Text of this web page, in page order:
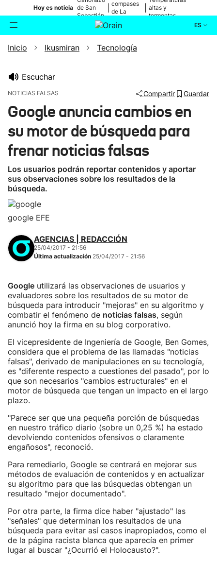
Hoy es noticia de San
Sebastián
compases
de La
altas y
tormentas
ES
Buscador Actualidad
Ikusmiran
Eguraldia
Inicio Ikusmiran Tecnología
Escuchar
NOTICIAS FALSAS Compartir Guardar
Google anuncia cambios en
su motor de búsqueda para
frenar noticias falsas
Los usuarios podrán reportar contenidos y aportar
sus observaciones sobre los resultados de la
búsqueda.
google EFE
AGENCIAS | REDACCIÓN
25/04/2017 - 21:56
Última actualización 25/04/2017 - 21:56
Google utilizará las observaciones de usuarios y
evaluadores sobre los resultados de su motor de
búsqueda para introducir "mejoras" en su algoritmo y
combatir el fenómeno de noticias falsas, según
anunció hoy la firma en su blog corporativo.
El vicepresidente de Ingeniería de Google, Ben Gomes,
considera que el problema de las llamadas "noticias
falsas", derivado de manipulaciones en su tecnología,
es "diferente respecto a cuestiones del pasado", por lo
que son necesarios "cambios estructurales" en el
motor de búsqueda que tengan un impacto en el largo
plazo.
"Parece ser que una pequeña porción de búsquedas
en nuestro tráfico diario (sobre un 0,25 %) ha estado
devolviendo contenidos ofensivos o claramente
engañosos", reconoció.
Para remediarlo, Google se centrará en mejorar sus
métodos de evaluación de contenidos y en actualizar
su algoritmo para que las búsquedas obtengan un
resultado "mejor documentado".
Por otra parte, la firma dice haber "ajustado" las
"señales" que determinan los resultados de una
búsqueda para evitar así casos inapropiados, como el
de la página racista blanca que aparecía en primer
lugar al buscar "¿Ocurrió el Holocausto?".